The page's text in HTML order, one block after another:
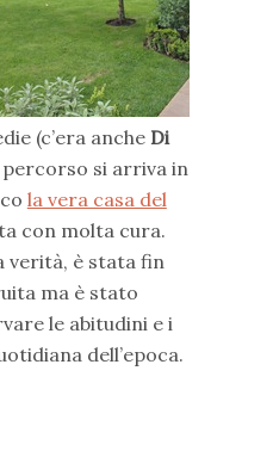
(c’era anche Di
percorso si arriva in
la vera casa del
con molta cura.
verità, è stata fin
ma è stato
le abitudini e i
dell’epoca.